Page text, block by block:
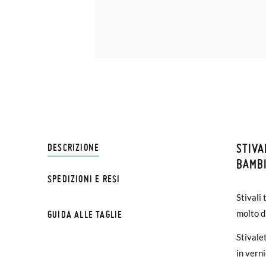
DESCRIZIONE
Stivali
molto
in
SPEDIZIONI E RESI
€ e
GUIDA ALLE TAGLIE
possa